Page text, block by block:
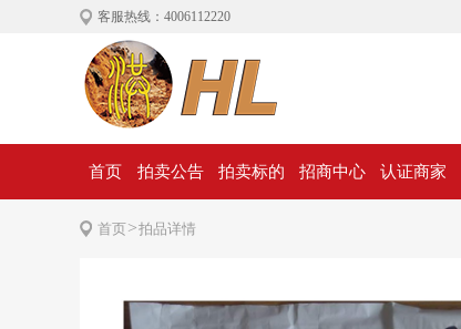
客服热线：4006112220
首页 拍卖公告 拍卖标的 招商中心 认证商家
首页>拍品详情